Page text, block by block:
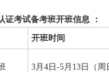
证考试备考班开班信息 ：
开班时间
3月4日-5月13日（周